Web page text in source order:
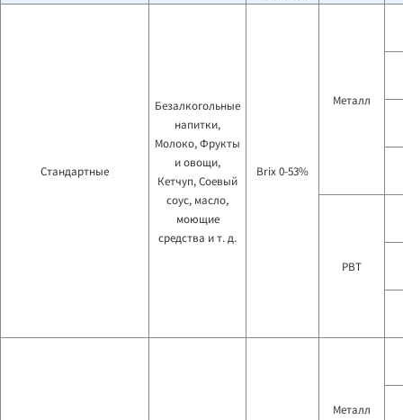
Стандартные
Безалкогольные
напитки,
Молоко, Фрукты
и овощи,
Кетчуп, Соевый
соус, масло,
моющие
средства и т. д.
Brix 0-53%
Металл
PBT
Металл